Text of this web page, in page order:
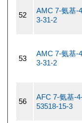
52
AMC 7-氨基-
3-31-2
53
AMC 7-氨基-
3-31-2
56
AFC 7-氨基-
53518-15-3